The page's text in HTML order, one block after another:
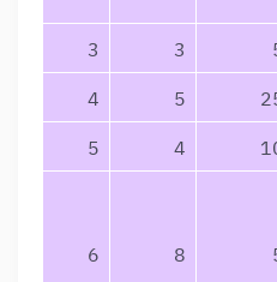
3 3
4
5
5
4
6 8